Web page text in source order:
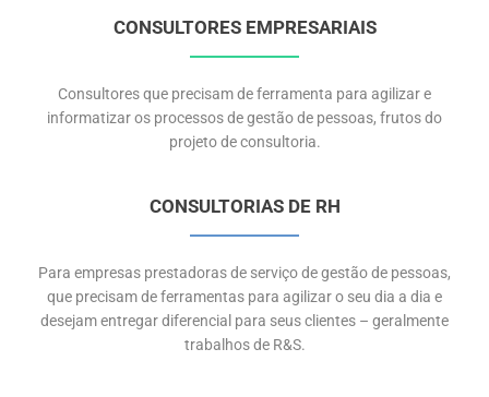
CONSULTORES EMPRESARIAIS
Consultores que precisam de ferramenta para agilizar e
informatizar os processos de gestão de pessoas, frutos do
projeto de consultoria.
CONSULTORIAS DE RH
Para empresas prestadoras de serviço de gestão de pessoas,
que precisam de ferramentas para agilizar o seu dia a dia e
desejam entregar diferencial para seus clientes – geralmente
trabalhos de R&S.